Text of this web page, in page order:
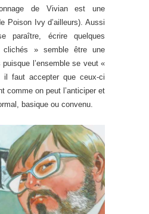
de Vivian est une
Poison Ivy d’ailleurs). Aussi
paraître, écrire quelques
clichés » semble être une
l’ensemble se veut «
faut accepter que ceux-ci
comme on peut l’anticiper et
basique ou convenu.